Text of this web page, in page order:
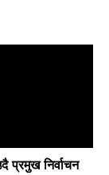
प्रमुख निर्वाचन